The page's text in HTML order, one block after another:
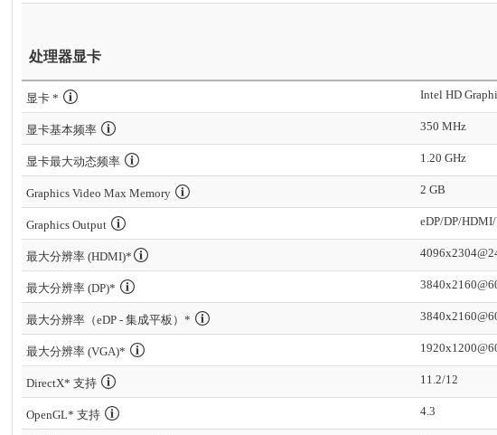
处理器显卡
显卡 * Intel HD
显卡基本频率 350 MHz
显卡最大动态频率 1.20 GHz
Graphics Video Max Memory 2 GB
Graphics Output eDP/DP/
最大分辨率 (HDMI)*
最大分辨率 (DP)*
最大分辨率（eDP - 集成平板）*
最大分辨率 (VGA)*
DirectX* 支持 11.2/12
OpenGL* 支持 4.3